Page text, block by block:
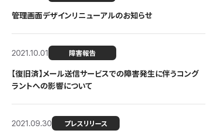
管理画面デザインリニューアルのお知らせ
2021.10.01 障害報告
【復旧済】メール送信サービスでの障害発生に伴うコング
ラントへの影響について
2021.09.30 プレスリリース